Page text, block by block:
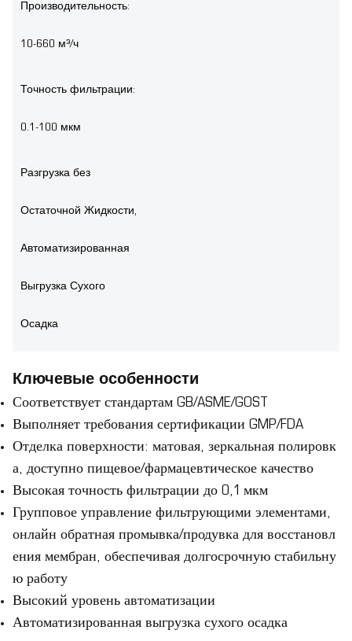
Производительность:
10-660 м³/ч
Точность фильтрации:
0.1-100 мкм
Разгрузка без
Остаточной Жидкости,
Автоматизированная
Выгрузка Сухого
Осадка
Ключевые особенности
Соответствует стандартам GB/ASME/GOST
Выполняет требования сертификации GMP/FDA
Отделка поверхности: матовая, зеркальная полировк
а, доступно пищевое/фармацевтическое качество
Высокая точность фильтрации до 0,1 мкм
Групповое управление фильтрующими элементами,
онлайн обратная промывка/продувка для восстановл
ения мембран, обеспечивая долгосрочную стабильну
ю работу
Высокий уровень автоматизации
Автоматизированная выгрузка сухого осадка